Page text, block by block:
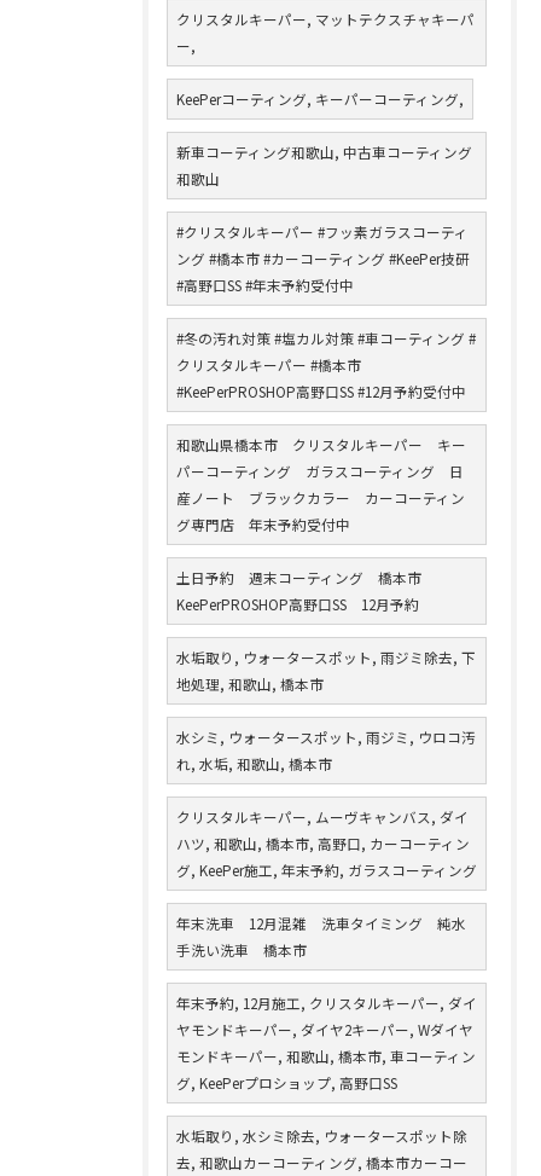
クリスタルキーパー, マットテクスチャキーパ
ー,
KeePerコーティング, キーパーコーティング,
新車コーティング和歌山, 中古車コーティング
和歌山
#クリスタルキーパー #フッ素ガラスコーティ
ング #橋本市 #カーコーティング #KeePer技研
#高野口SS #年末予約受付中
#冬の汚れ対策 #塩カル対策 #車コーティング #
クリスタルキーパー #橋本市
#KeePerPROSHOP高野口SS #12月予約受付中
和歌山県橋本市 クリスタルキーパー キー
パーコーティング ガラスコーティング 日
産ノート ブラックカラー カーコーティン
グ専門店 年末予約受付中
土日予約 週末コーティング 橋本市
KeePerPROSHOP高野口SS 12月予約
水垢取り, ウォータースポット, 雨ジミ除去, 下
地処理, 和歌山, 橋本市
水シミ, ウォータースポット, 雨ジミ, ウロコ汚
れ, 水垢, 和歌山, 橋本市
クリスタルキーパー, ムーヴキャンバス, ダイ
ハツ, 和歌山, 橋本市, 高野口, カーコーティン
グ, KeePer施工, 年末予約, ガラスコーティング
年末洗車 12月混雑 洗車タイミング 純水
手洗い洗車 橋本市
年末予約, 12月施工, クリスタルキーパー, ダイ
ヤモンドキーパー, ダイヤ2キーパー, Wダイヤ
モンドキーパー, 和歌山, 橋本市, 車コーティン
グ, KeePerプロショップ, 高野口SS
水垢取り, 水シミ除去, ウォータースポット除
去, 和歌山カーコーティング, 橋本市カーコー